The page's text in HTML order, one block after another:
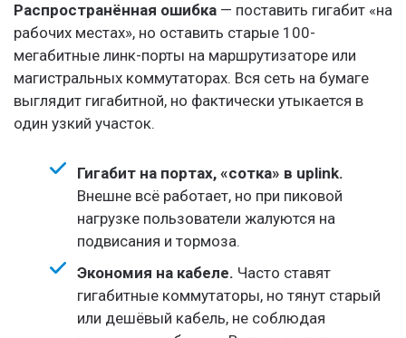
Распространённая ошибка — поставить гигабит «на
рабочих местах», но оставить старые 100-
мегабитные линк-порты на маршрутизаторе или
магистральных коммутаторах. Вся сеть на бумаге
выглядит гигабитной, но фактически утыкается в
один узкий участок.
Гигабит на портах, «сотка» в uplink.
Внешне всё работает, но при пиковой
нагрузке пользователи жалуются на
подвисания и тормоза.
Экономия на кабеле. Часто ставят
гигабитные коммутаторы, но тянут старый
или дешёвый кабель, не соблюдая